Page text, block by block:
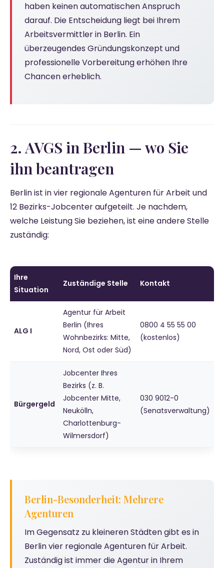
haben keinen automatischen Anspruch
darauf. Die Entscheidung liegt bei Ihrem
Arbeitsvermittler in Berlin. Ein
überzeugendes Gründungskonzept und
professionelle Vorbereitung erhöhen Ihre
Chancen erheblich.
2. AVGS in Berlin — wo Sie
ihn beantragen
Berlin ist in vier regionale Agenturen für Arbeit und
12 Bezirks-Jobcenter aufgeteilt. Je nachdem,
welche Leistung Sie beziehen, ist eine andere Stelle
zuständig:
Ihre
Situation
Zuständige Stelle Kontakt
ALG I
Agentur für Arbeit
Berlin (Ihres
Wohnbezirks: Mitte,
Nord, Ost oder Süd)
0800 4 55 55 00
(kostenlos)
Bürgergeld
Jobcenter Ihres
Bezirks (z. B.
Jobcenter Mitte,
Neukölln,
Charlottenburg-
Wilmersdorf)
030 9012-0
(Senatsverwaltung)
Berlin-Besonderheit: Mehrere
Agenturen
Im Gegensatz zu kleineren Städten gibt es in
Berlin vier regionale Agenturen für Arbeit.
Zuständig ist immer die Agentur in Ihrem